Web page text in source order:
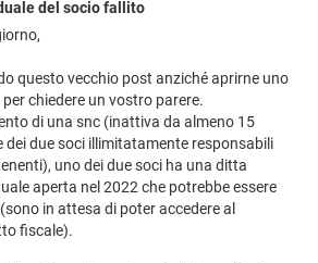
del socio fallito
questo vecchio post anziché aprirne uno
chiedere un vostro parere.
di una snc (inattiva da almeno 15
dei due soci illimitatamente responsabili
uno dei due soci ha una ditta
aperta nel 2022 che potrebbe essere
in attesa di poter accedere al
fiscale).